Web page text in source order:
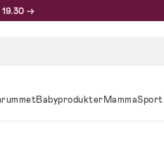
19.30 →
BabyprodukterMammaSport